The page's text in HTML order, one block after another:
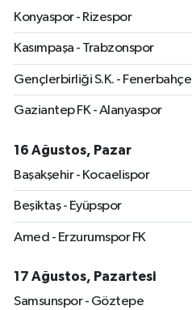
Konyaspor - Rizespor
Kasımpaşa - Trabzonspor
Gençlerbirliği S.K. - Fenerbahçe
Gaziantep FK - Alanyaspor
16 Ağustos, Pazar
Başakşehir - Kocaelispor
Beşiktaş - Eyüpspor
Amed - Erzurumspor FK
17 Ağustos, Pazartesi
Samsunspor - Göztepe